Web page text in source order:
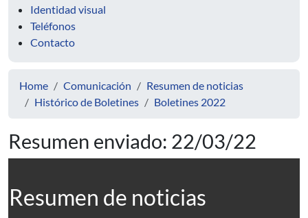
Identidad visual
Teléfonos
Contacto
Home Comunicación
Resumen de noticias
Histórico de Boletines
Boletines 2022
Resumen enviado: 22/03/22
Resumen de noticias